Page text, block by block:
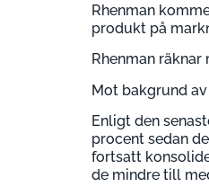
Rhenman
produkt på
Rhenman
Mot bakgrund
Enligt den
procent sedan
fortsatt
de mindre till